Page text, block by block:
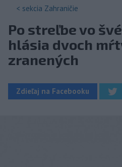
< sekcia Zahraničie
Po streľbe vo
hlásia dvoch
zranených
Zdieľaj na Facebooku